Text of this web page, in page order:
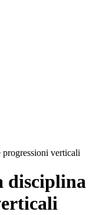
verticali
disciplina